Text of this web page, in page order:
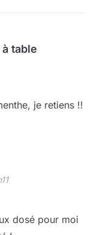
table
je retiens !!
dosé pour moi